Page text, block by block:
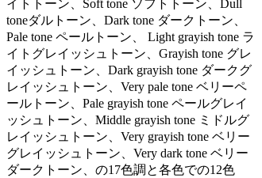
イトトーン、Soft tone ソフトトーン、Dull
toneダルトーン、Dark tone ダークトーン、
Pale tone ペールトーン、 Light grayish tone ラ
イトグレイッシュトーン、Grayish tone グレ
イッシュトーン、Dark grayish tone ダークグ
レイッシュトーン、Very pale tone ベリーペ
ールトーン、Pale grayish tone ペールグレイ
ッシュトーン、Middle grayish tone ミドルグ
レイッシュトーン、Very grayish tone ベリー
グレイッシュトーン、Very dark tone ベリー
ダークトーン、の17色調と各色での12色